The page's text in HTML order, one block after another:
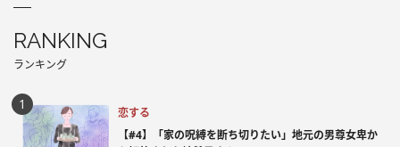
RANKING
ランキング
恋する
【#4】「家の呪縛を断ち切りたい」地元の男尊女卑か